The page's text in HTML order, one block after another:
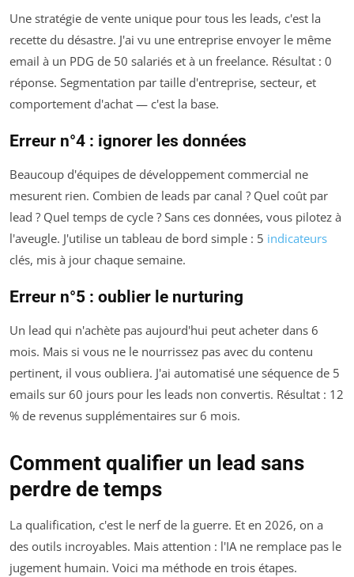
Une stratégie de vente unique pour tous les leads, c'est la
recette du désastre. J'ai vu une entreprise envoyer le même
email à un PDG de 50 salariés et à un freelance. Résultat : 0
réponse. Segmentation par taille d'entreprise, secteur, et
comportement d'achat — c'est la base.
Erreur n°4 : ignorer les données
Beaucoup d'équipes de développement commercial ne
mesurent rien. Combien de leads par canal ? Quel coût par
lead ? Quel temps de cycle ? Sans ces données, vous pilotez à
l'aveugle. J'utilise un tableau de bord simple : 5 indicateurs
clés, mis à jour chaque semaine.
Erreur n°5 : oublier le nurturing
Un lead qui n'achète pas aujourd'hui peut acheter dans 6
mois. Mais si vous ne le nourrissez pas avec du contenu
pertinent, il vous oubliera. J'ai automatisé une séquence de 5
emails sur 60 jours pour les leads non convertis. Résultat : 12
% de revenus supplémentaires sur 6 mois.
Comment qualifier un lead sans
perdre de temps
La qualification, c'est le nerf de la guerre. Et en 2026, on a
des outils incroyables. Mais attention : l'IA ne remplace pas le
jugement humain. Voici ma méthode en trois étapes.